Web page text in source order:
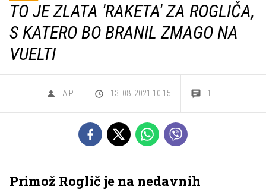
TO JE ZLATA 'RAKETA' ZA ROGLIČA,
S KATERO BO BRANIL ZMAGO NA
VUELTI
A.P. 13. 08. 2021 10.15 1
Primož Roglič je na nedavnih